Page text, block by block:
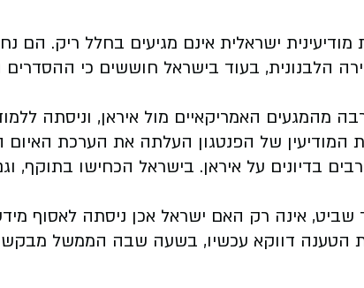
ישראלית אינם מגיעים בחלל ריק. הם
הלבנונית, בעוד בישראל חוששים כי
מהמגעים האמריקאיים מול איראן, וניסתה
המודיעין של הפנטגון העלתה את הערכת
בדיונים על איראן. בישראל הכחישו בתוקף,
אינה רק האם ישראל אכן ניסתה לאסוף מידע
הטענה דווקא עכשיו, בשעה שבה הממשל מבקש